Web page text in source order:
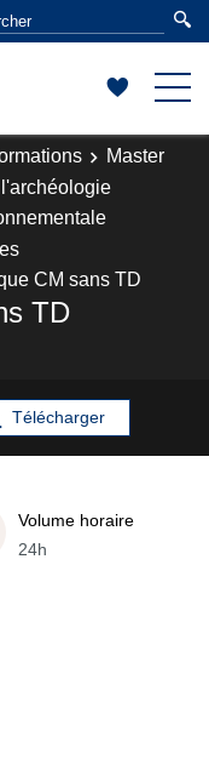
Master
CM sans TD
TD
Télécharger
Volume horaire
24h